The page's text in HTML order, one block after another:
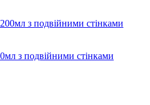
з подвійними стінками